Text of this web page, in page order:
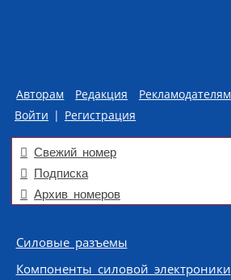
Авторам Редакция Рекламодателям
Войти | Регистрация
Свежий номер
Подписка
Архив номеров
Skip to content
Силовые разъемы
Компоненты силовой электроники